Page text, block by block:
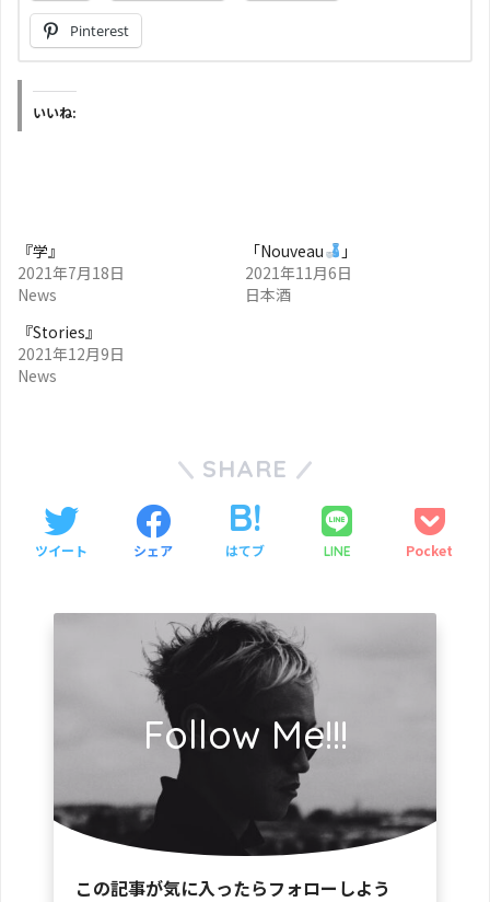
Pinterest
いいね:
『学』
2021年7月18日
News
「Nouveau
」
2021年11月6日
日本酒
『Stories』
2021年12月9日
News
SHARE
ツイート シェア はてブ LINE Pocket
Follow Me!!!
この記事が気に入ったらフォローしよう